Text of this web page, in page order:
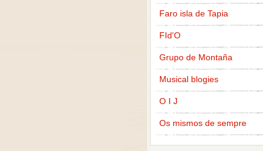
Faro isla de Tapia
FId'O
Grupo de Montaña
Musical blogies
O I J
Os mismos de sempre